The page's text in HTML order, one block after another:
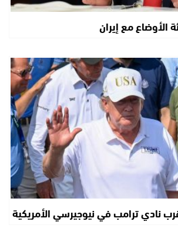
الأوضاع مع إيران
نادي ترامب في نيوجيرسي الأمريكية